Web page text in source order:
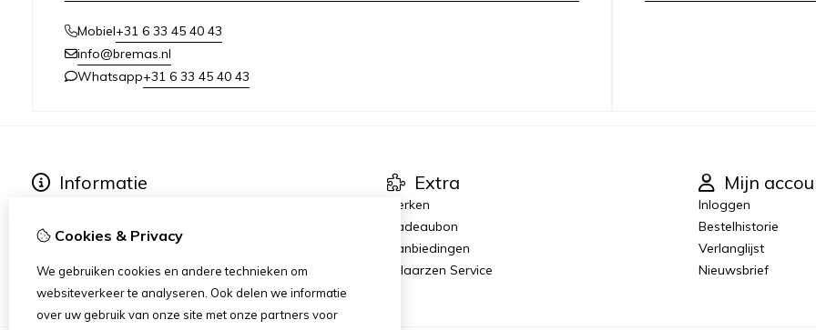
Mobiel+31 6 33 45 40 43
info@bremas.nl
Whatsapp+31 6 33 45 40 43
Informatie
Algemene Voorwaarden
Privacy Statement
Extra
Merken
Cadeaubon
Aanbiedingen
Rijlaarzen Service
Mijn
Inloggen
Bestelhistorie
Verlanglijst
Nieuwsbrief
Cookies & Privacy
We gebruiken cookies en andere technieken om
websiteverkeer te analyseren. Ook delen we informatie
over uw gebruik van onze site met onze partners voor